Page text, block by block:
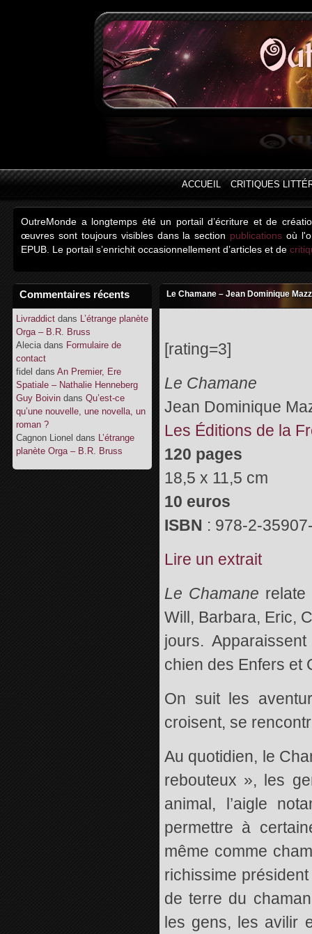
ACCUEIL CRITIQUES
Le Chamane – Jean Dominique
[rating=3]
Le Chamane
Jean Dominique
Les Éditions de la
120 pages
18,5 x 11,5 cm
10 euros
ISBN : 978-2-
Lire un extrait
Le Chamane relate
Will, Barbara, Eric,
jours.
chien des Enfers et
On suit les
croisent, se
Au quotidien, le
rebouteux », les
animal, l’aigle
permettre à
même comme
richissime
de terre du
les gens, les avilir
Commentaires récents
Livraddict dans L’étrange planète
Orga – B.R. Bruss
Aleciadans Formulaire de
contact
fidel dans An Premier, Ere
Spatiale – Nathalie Henneberg
Guy Boivin dans Qu’est-ce
qu’une nouvelle, une novella, un
roman ?
Cagnon Lionel dans L’étrange
planète Orga – B.R. Bruss
OutreMonde a longtemps été un portail d’écriture et de
œuvres sont toujours visibles dans la section publications où
EPUB. Le portail s’enrichit occasionnellement d’articles et de